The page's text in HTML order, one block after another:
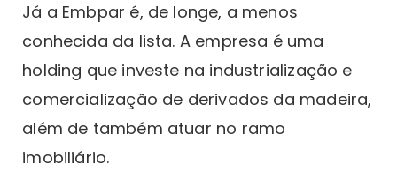
Já a Embpar é, de longe, a menos
conhecida da lista. A empresa é uma
holding que investe na industrialização e
comercialização de derivados da madeira,
além de também atuar no ramo
imobiliário.